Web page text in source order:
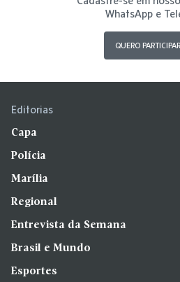
WhatsApp e
QUERO PARTICIPAR
Editorias
Capa
Polícia
Marília
Regional
Entrevista da Semana
Brasil e Mundo
Esportes